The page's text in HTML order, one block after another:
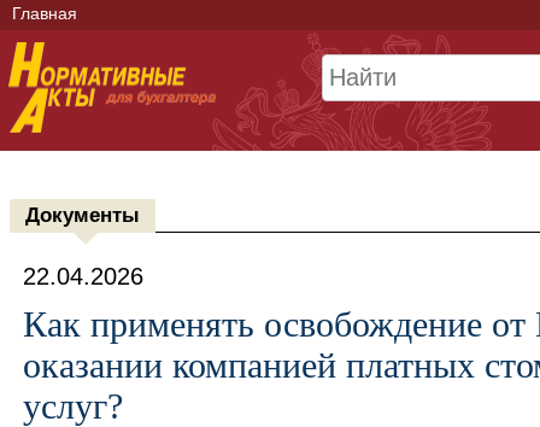
Главная
Документы
22.04.2026
Как применять освобождение
оказании компанией платных
услуг?